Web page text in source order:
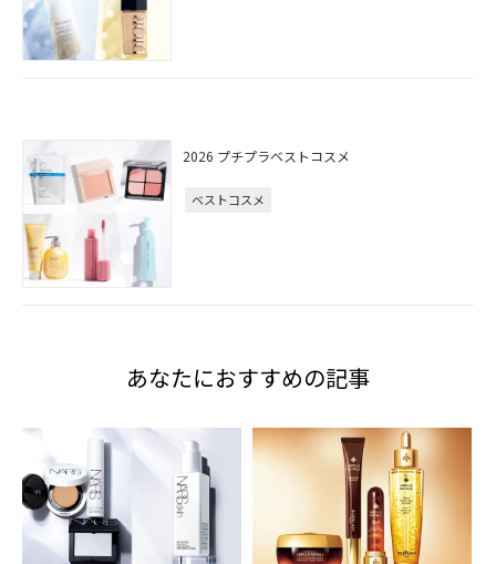
2026 プチプラベストコスメ
ベストコスメ
あなたにおすすめの記事